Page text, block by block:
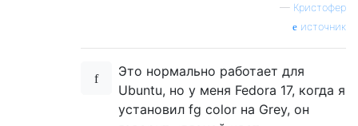
— Кристофер
источник
Это нормально работает для
Ubuntu, но у меня Fedora 17, когда я
установил fg color на Grey, он